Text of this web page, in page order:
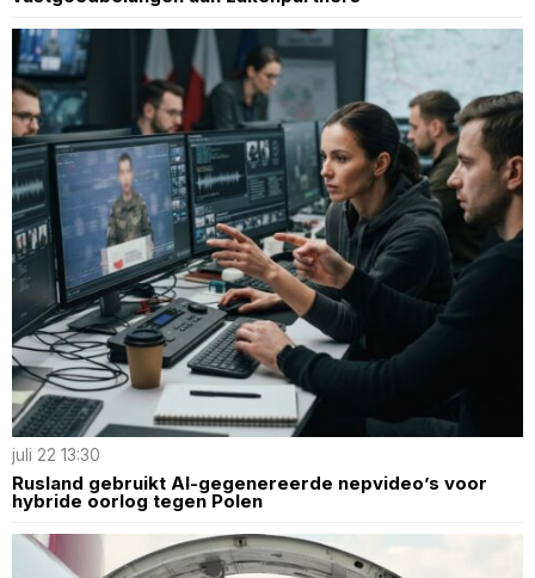
juli 22 13:30
Rusland gebruikt AI-gegenereerde nepvideo’s voor
hybride oorlog tegen Polen